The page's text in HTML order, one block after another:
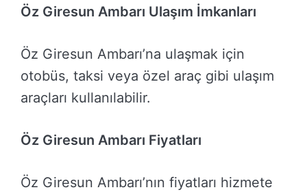
Öz Giresun Ambarı Ulaşım İmkanları
Öz Giresun Ambarı’na ulaşmak için
otobüs, taksi veya özel araç gibi ulaşım
araçları kullanılabilir.
Öz Giresun Ambarı Fiyatları
Öz Giresun Ambarı’nın fiyatları hizmete